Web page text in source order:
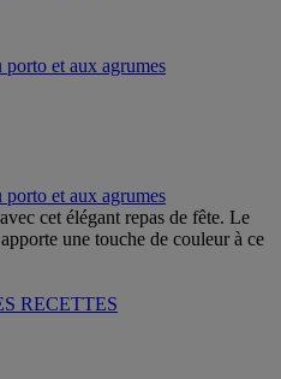
et aux agrumes
et aux agrumes
cet élégant repas de fête. Le
une touche de couleur à ce
RECETTES